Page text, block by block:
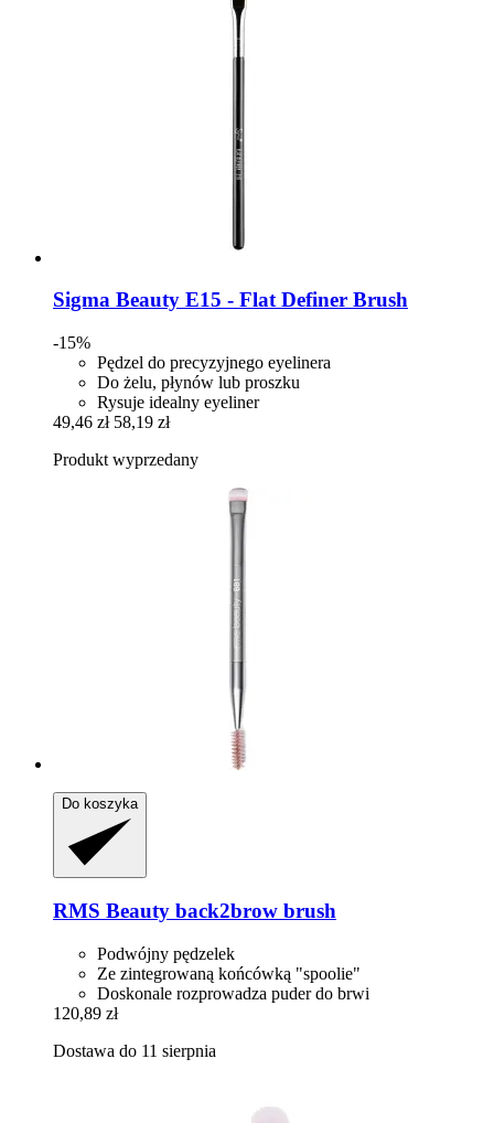
Sigma Beauty E15 -​ Flat Definer Brush
-15%
Pędzel do precyzyjnego eyelinera
Do żelu, płynów lub proszku
Rysuje idealny eyeliner
49,46 zł 58,19 zł
Produkt wyprzedany
Do koszyka
RMS Beauty back2brow brush
Podwójny pędzelek
Ze zintegrowaną końcówką "spoolie"
Doskonale rozprowadza puder do brwi
120,89 zł
Dostawa do 11 sierpnia